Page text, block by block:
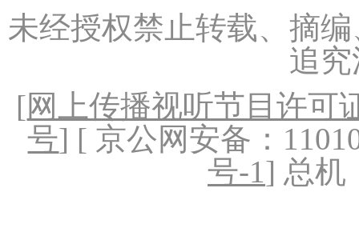
未经授权禁止转载、摘
追
[网上传播视听节目许可
号] [ 京公网安备：
号-1] 总机